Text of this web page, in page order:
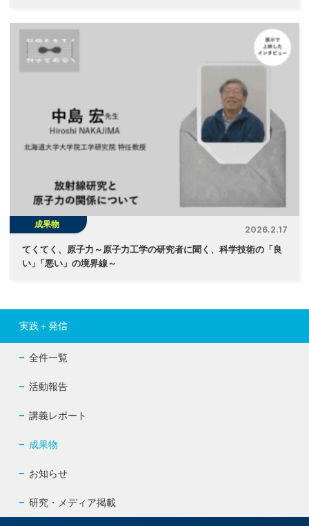
成果物
2026.2.17
てくてく、原子力～原子力工学の研究者に聞く、科学技術の「良
い」 「悪い」の境界線～
実践＋発信
全件一覧
活動報告
講義レポート
成果物
お知らせ
研究・メディア掲載